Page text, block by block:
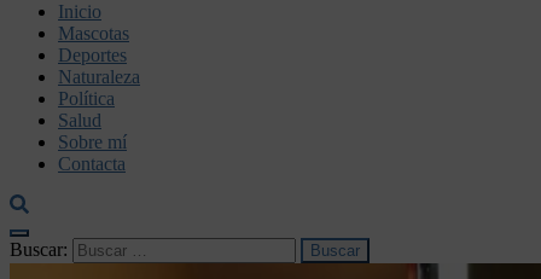
dnaservic.es
Inicio
Mascotas
Deportes
Naturaleza
Política
Salud
Sobre mí
Contacta
Buscar: